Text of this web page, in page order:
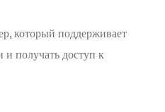
который поддерживает
и получать доступ к